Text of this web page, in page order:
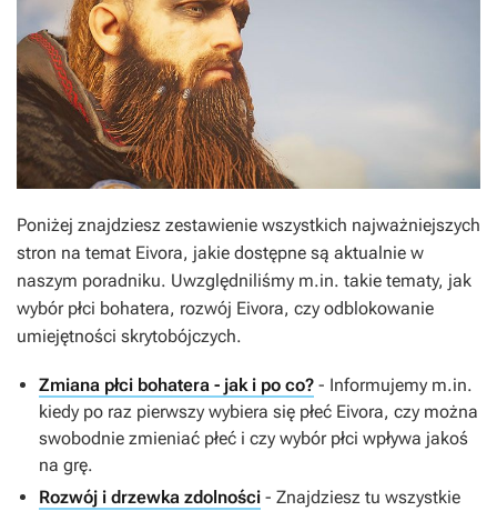
Poniżej znajdziesz zestawienie wszystkich najważniejszych
stron na temat Eivora, jakie dostępne są aktualnie w
naszym poradniku. Uwzględniliśmy m.in. takie tematy, jak
wybór płci bohatera, rozwój Eivora, czy odblokowanie
umiejętności skrytobójczych.
Zmiana płci bohatera - jak i po co? - Informujemy m.in.
kiedy po raz pierwszy wybiera się płeć Eivora, czy można
swobodnie zmieniać płeć i czy wybór płci wpływa jakoś
na grę.
Rozwój i drzewka zdolności - Znajdziesz tu wszystkie